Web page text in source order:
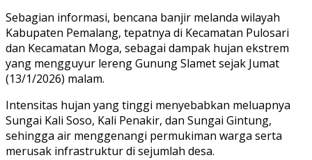
Sebagian informasi, bencana banjir melanda wilayah
Kabupaten Pemalang, tepatnya di Kecamatan Pulosari
dan Kecamatan Moga, sebagai dampak hujan ekstrem
yang mengguyur lereng Gunung Slamet sejak Jumat
(13/1/2026) malam.
Intensitas hujan yang tinggi menyebabkan meluapnya
Sungai Kali Soso, Kali Penakir, dan Sungai Gintung,
sehingga air menggenangi permukiman warga serta
merusak infrastruktur di sejumlah desa.